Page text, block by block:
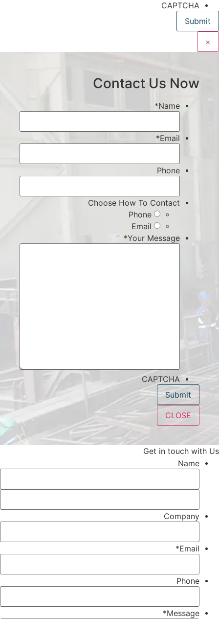
CAPTCHA
×
Contact Us Now
Name
*
Email
*
Phone
Choose How To Contact
Phone
Email
Your Message
*
CAPTCHA
CLOSE
Get in touch with Us
Name
Company
Email
*
Phone
Message
*